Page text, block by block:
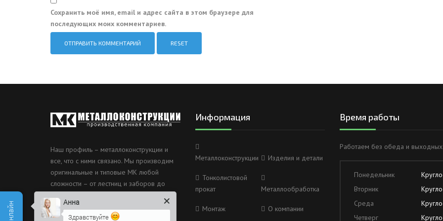
Сохранить моё имя, email и адрес сайта в этом браузере для
последующих моих комментариев.
RESET
Наш профиль – металлоконструкции и
все, что с ними связано. Мы производим
оригинальные и типовые МК любой
сложности – от лестниц и заборов до
Россия, Санкт-Петербург, 2
Информация
Металлоконструкции Изделия и детали
Тонколистовой
прокат
Металлообработка
Монтаж О компании
Время работы
Работаем без обеда и выходных
Понедельник
Вторник
Среда
Четверг
Анна
Здравствуйте